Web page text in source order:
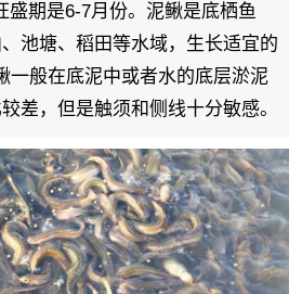
盛期是6-7月份。泥鳅是底栖鱼
池塘、稻田等水域，生长适宜的
般在底泥中或者水的底层淤泥
差，但是触须和侧线十分敏感。